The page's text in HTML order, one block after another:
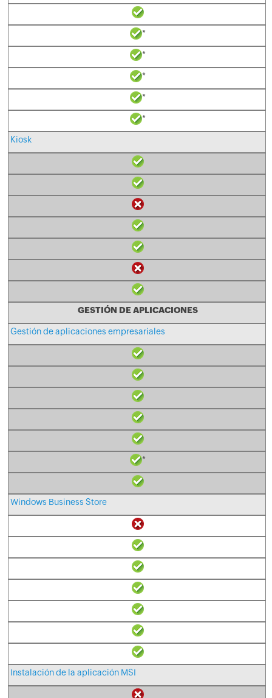
*
*
*
*
*
Kiosk
GESTIÓN DE APLICACIONES
Gestión de aplicaciones empresariales
*
Windows Business Store
Instalación de la aplicación MSI